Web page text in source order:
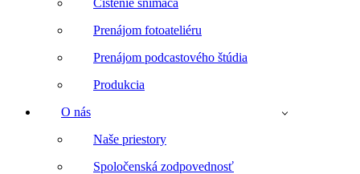
Čistenie snímača
Prenájom fotoateliéru
Prenájom podcastového štúdia
Produkcia
O nás
Naše priestory
Spoločenská zodpovednosť